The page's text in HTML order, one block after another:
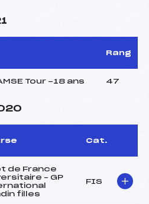
Rang
Tour -18 ans 47
Cat.
de France
– GP
filles
FIS